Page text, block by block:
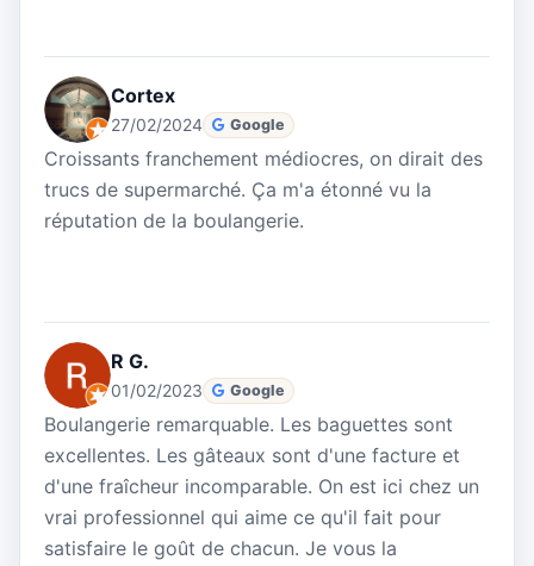
Cortex
27/02/2024 Google
Croissants franchement médiocres, on dirait des
trucs de supermarché. Ça m'a étonné vu la
réputation de la boulangerie.
R G.
01/02/2023 Google
Boulangerie remarquable. Les baguettes sont
excellentes. Les gâteaux sont d'une facture et
d'une fraîcheur incomparable. On est ici chez un
vrai professionnel qui aime ce qu'il fait pour
satisfaire le goût de chacun. Je vous la